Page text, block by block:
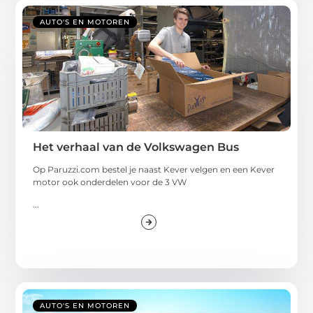
AUTO'S EN MOTOREN
Het verhaal van de Volkswagen Bus
Op Paruzzi.com bestel je naast Kever velgen en een Kever
motor ook onderdelen voor de 3 VW
...
AUTO'S EN MOTOREN